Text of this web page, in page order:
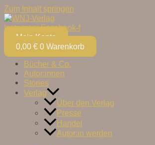
Zum Inhalt springen
Instagram Facebook-f
Mein Konto
0,00 € 0 Warenkorb
Bücher & Co.
Autor:innen
Stories
Verlag
Über den Verlag
Presse
Handel
Autor:in werden